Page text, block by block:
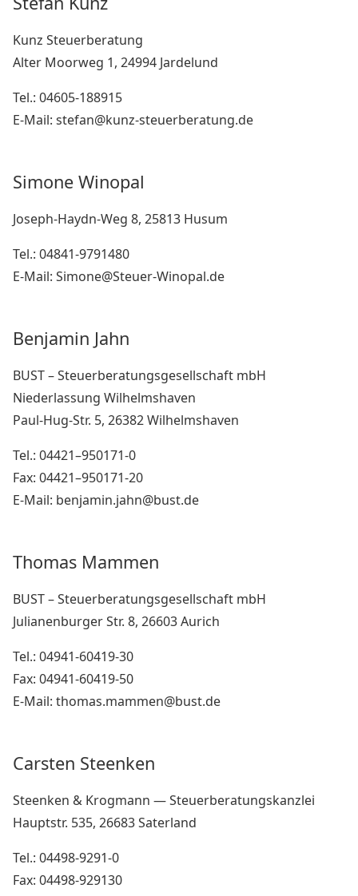
Kunz Steuerberatung
Alter Moorweg 1, 24994 Jardelund
Tel.: 04605-188915
E-Mail: stefan@kunz-steuerberatung.de
Simone Winopal
Joseph-Haydn-Weg 8, 25813 Husum
Tel.: 04841-9791480
E-Mail: Simone@Steuer-Winopal.de
Benjamin Jahn
BUST – Steuerberatungsgesellschaft mbH
Niederlassung Wilhelmshaven
Paul-Hug-Str. 5, 26382 Wilhelmshaven
Tel.: 04421–950171-0
Fax: 04421–950171-20
E-Mail: benjamin.jahn@bust.de
Thomas Mammen
BUST – Steuerberatungsgesellschaft mbH
Julianenburger Str. 8, 26603 Aurich
Tel.: 04941-60419-30
Fax: 04941-60419-50
E-Mail: thomas.mammen@bust.de
Carsten Steenken
Steenken & Krogmann — Steuerberatungskanzlei
Hauptstr. 535, 26683 Saterland
Tel.: 04498-9291-0
Fax: 04498-929130